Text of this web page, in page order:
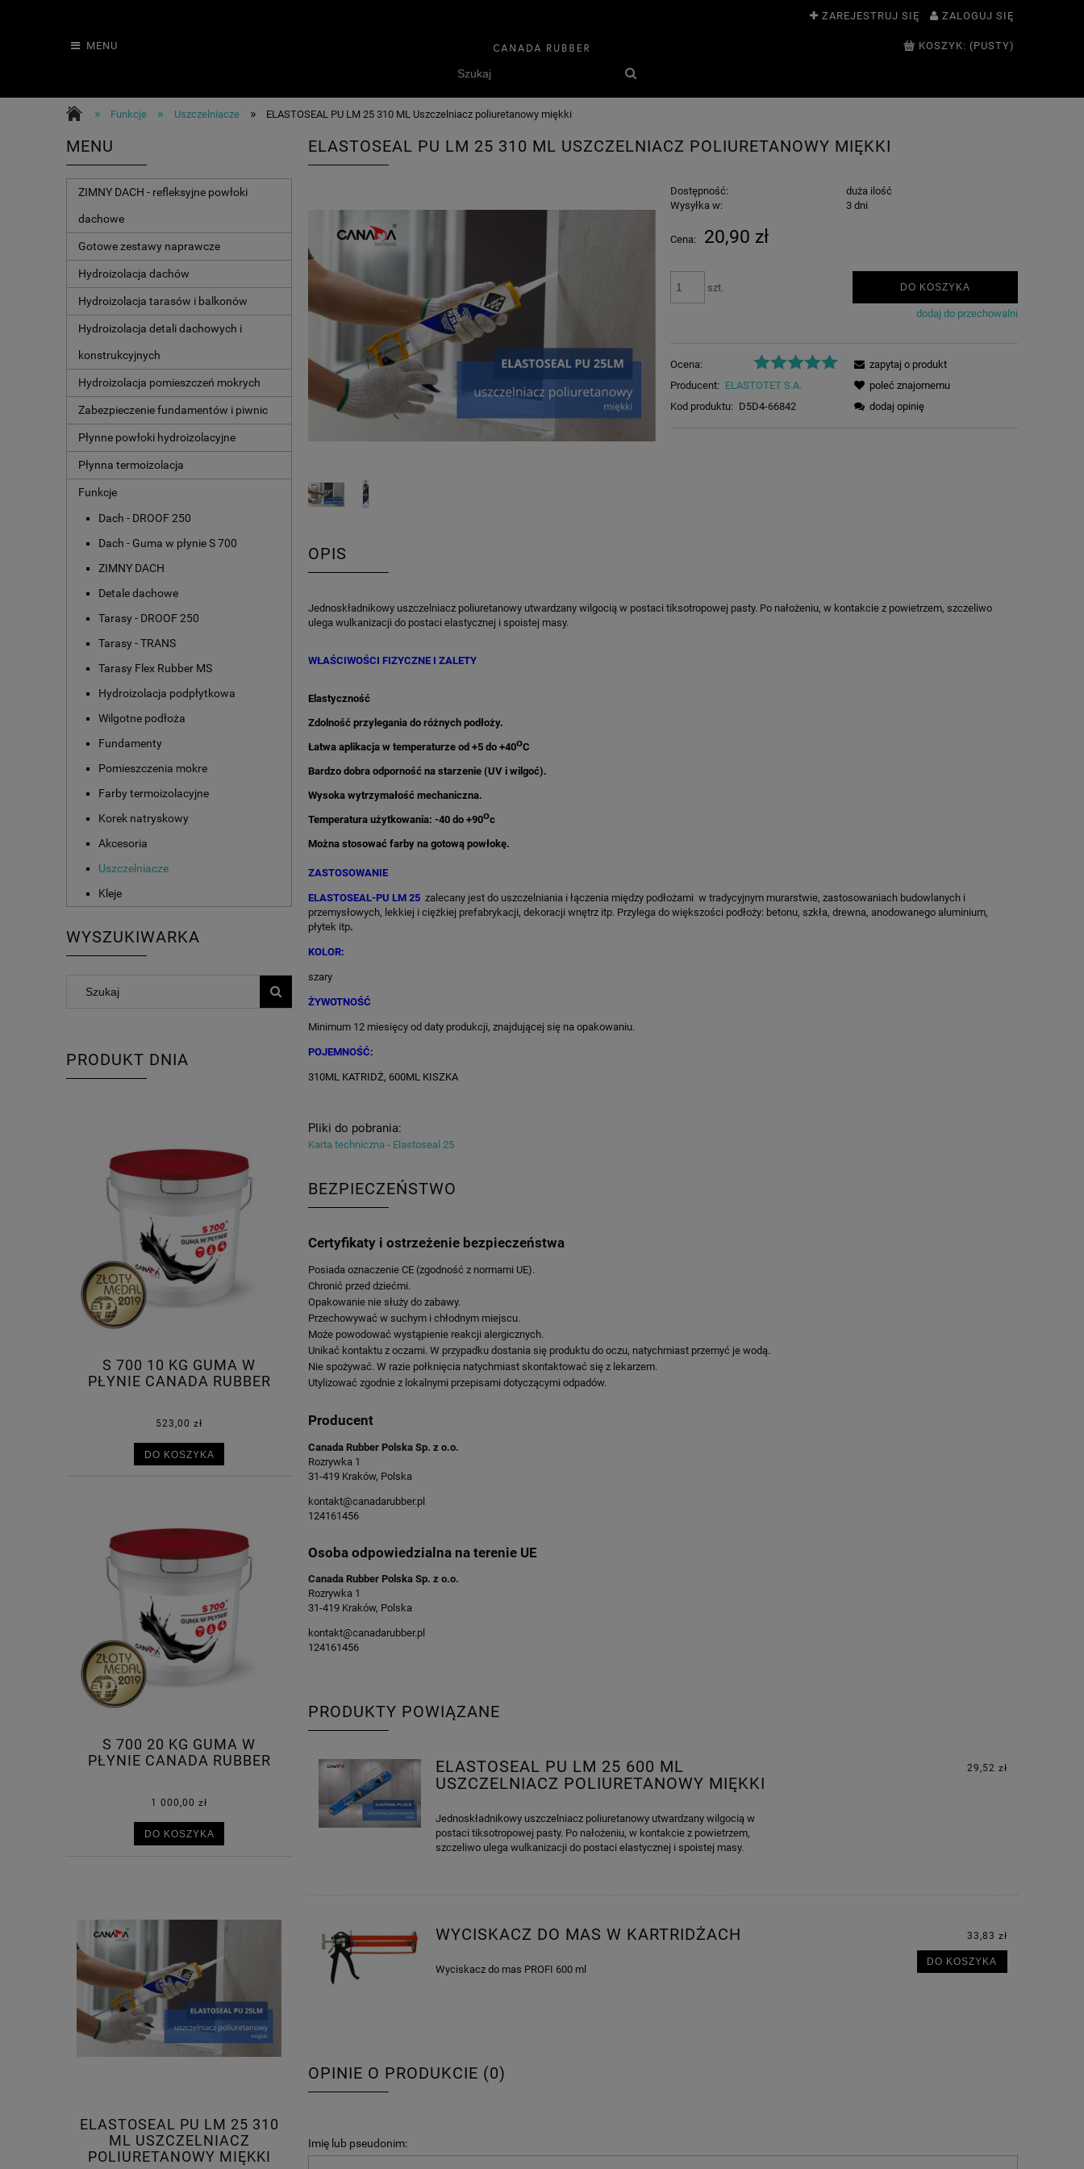
ZAREJESTRUJ SIĘ ZALOGUJ SIĘ
MENU KOSZYK: (PUSTY)
» Funkcje » Uszczelniacze » ELASTOSEAL PU LM 25 310 ML Uszczelniacz poliuretanowy miękki
MENU
ZIMNY DACH - refleksyjne powłoki
dachowe
Gotowe zestawy naprawcze
Hydroizolacja dachów
Hydroizolacja tarasów i balkonów
Hydroizolacja detali dachowych i
konstrukcyjnych
Hydroizolacja pomieszczeń mokrych
Zabezpieczenie fundamentów i piwnic
Płynne powłoki hydroizolacyjne
Płynna termoizolacja
Funkcje
Dach - DROOF 250
Dach - Guma w płynie S 700
ZIMNY DACH
Detale dachowe
Tarasy - DROOF 250
Tarasy - TRANS
Tarasy Flex Rubber MS
Hydroizolacja podpłytkowa
Wilgotne podłoża
Fundamenty
Pomieszczenia mokre
Farby termoizolacyjne
Korek natryskowy
Akcesoria
Uszczelniacze
Kleje
WYSZUKIWARKA
PRODUKT DNIA
S 700 10 KG GUMA W
PŁYNIE CANADA RUBBER
523,00 zł
DO KOSZYKA
S 700 20 KG GUMA W
PŁYNIE CANADA RUBBER
1 000,00 zł
DO KOSZYKA
ELASTOSEAL PU LM 25 310
ML USZCZELNIACZ
POLIURETANOWY MIĘKKI
ELASTOSEAL PU LM 25 310 ML USZCZELNIACZ POLIURETANOWY MIĘKKI
Dostępność:
duża ilość
Wysyłka w:
3 dni
Cena: 20,90 zł
szt. DO KOSZYKA
dodaj do przechowalni
Ocena:
Producent: ELASTOTET S.A.
Kod produktu: D5D4-66842
zapytaj o produkt
poleć znajomemu
dodaj opinię
OPIS
Jednoskładnikowy uszczelniacz poliuretanowy utwardzany wilgocią w postaci tiksotropowej pasty. Po nałożeniu, w kontakcie z powietrzem, szczeliwo
ulega wulkanizacji do postaci elastycznej i spoistej masy.
WŁAŚCIWOŚCI FIZYCZNE I ZALETY
Elastyczność
Zdolność przylegania do różnych podłoży.
Łatwa aplikacja w temperaturze od +5 do +40οC
Bardzo dobra odporność na starzenie (UV i wilgoć).
Wysoka wytrzymałość mechaniczna.
Temperatura użytkowania: -40 do +90οc
Można stosować farby na gotową powłokę.
ZASTOSOWANIE
ELASTOSEAL-PU LM 25 zalecany jest do uszczelniania i łączenia między podłożami w tradycyjnym murarstwie, zastosowaniach budowlanych i
przemysłowych, lekkiej i ciężkiej prefabrykacji, dekoracji wnętrz itp. Przylega do większości podłoży: betonu, szkła, drewna, anodowanego aluminium,
płytek itp.
KOLOR:
szary
ŻYWOTNOŚĆ
Minimum 12 miesięcy od daty produkcji, znajdującej się na opakowaniu.
POJEMNOŚĆ:
310ML KATRIDŻ, 600ML KISZKA
Pliki do pobrania:
Karta techniczna - Elastoseal 25
BEZPIECZEŃSTWO
Certyfikaty i ostrzeżenie bezpieczeństwa
Posiada oznaczenie CE (zgodność z normami UE).
Chronić przed dziećmi.
Opakowanie nie służy do zabawy.
Przechowywać w suchym i chłodnym miejscu.
Może powodować wystąpienie reakcji alergicznych.
Unikać kontaktu z oczami. W przypadku dostania się produktu do oczu, natychmiast przemyć je wodą.
Nie spożywać. W razie połknięcia natychmiast skontaktować się z lekarzem.
Utylizować zgodnie z lokalnymi przepisami dotyczącymi odpadów.
Producent
Canada Rubber Polska Sp. z o.o.
Rozrywka 1
31-419 Kraków, Polska
kontakt@canadarubber.pl
124161456
Osoba odpowiedzialna na terenie UE
Canada Rubber Polska Sp. z o.o.
Rozrywka 1
31-419 Kraków, Polska
kontakt@canadarubber.pl
124161456
PRODUKTY POWIĄZANE
ELASTOSEAL PU LM 25 600 ML
USZCZELNIACZ POLIURETANOWY MIĘKKI
Jednoskładnikowy uszczelniacz poliuretanowy utwardzany wilgocią w
postaci tiksotropowej pasty. Po nałożeniu, w kontakcie z powietrzem,
szczeliwo ulega wulkanizacji do postaci elastycznej i spoistej masy.
29,52 zł
WYCISKACZ DO MAS W KARTRIDŻACH
Wyciskacz do mas PROFI 600 ml
33,83 zł
DO KOSZYKA
OPINIE O PRODUKCIE (0)
Imię lub pseudonim: